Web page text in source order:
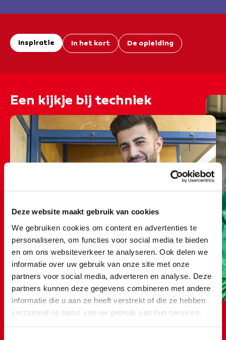
Deze website maakt gebruik van cookies
We gebruiken cookies om content en advertenties te
personaliseren, om functies voor social media te bieden
en om ons websiteverkeer te analyseren. Ook delen we
informatie over uw gebruik van onze site met onze
partners voor social media, adverteren en analyse. Deze
partners kunnen deze gegevens combineren met andere
informatie die u aan ze heeft verstrekt of die ze hebben
verzameld op basis van uw gebruik van hun services.
Inspiratie In het kort De opleiding
Een kijkje bij techniek